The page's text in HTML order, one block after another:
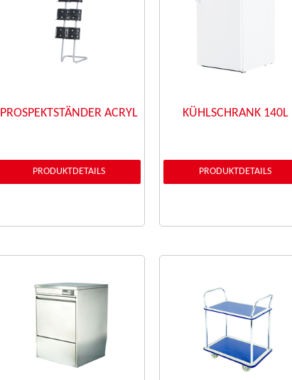
PROSPEKTSTÄNDER ACRYL
PRODUKTDETAILS
KÜHLSCHRANK 140L
PRODUKTDETAILS